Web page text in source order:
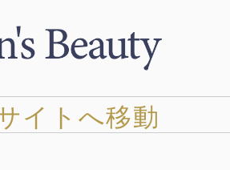
イトへ移動